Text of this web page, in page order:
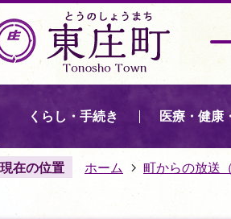
くらし・手続き 医療・健康
現在の位置 ホーム 町からの放送